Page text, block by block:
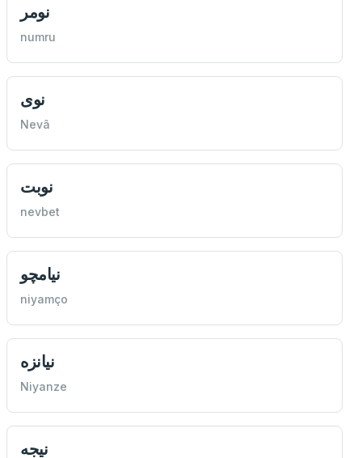
نومر
numru
نوی
Nevâ
نوبت
nevbet
نيامچو
niyamço
نيانزه
Niyanze
نيجه